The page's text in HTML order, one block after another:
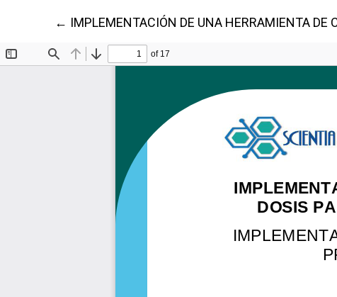
← Volver a los detalles del artículo
IMPLEMENTACIÓN DE UNA HERRAMIENTA DE